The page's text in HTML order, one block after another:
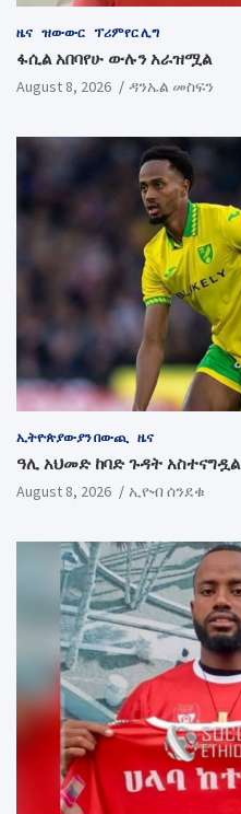
ዜና ዝውውር ፕሪምየር ሊግ
ፋሲል አበባየሁ ውሉን አራዝሟል
August 8, 2026 ዳንኤል መስፍን
ኢትዮጵያውያን በውጪ ዜና
ዓሊ አህመድ ከባድ ጉዳት አስተናግዷል
August 8, 2026 ኢዮብ ሰንደቁ